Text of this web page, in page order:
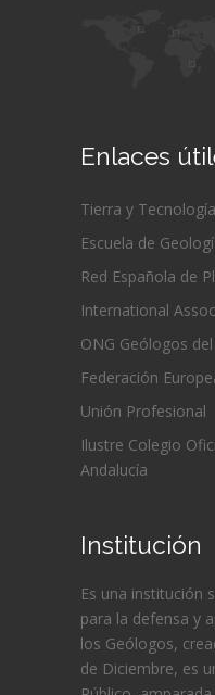
Enlaces
Tierra y Tecnología
Escuela de
Red Española de
International
ONG Geólogos
Federación
Unión Profesional
Ilustre Colegio
Andalucía
Institución
Es una institución
para la defensa y
los Geólogos,
de Diciembre, es